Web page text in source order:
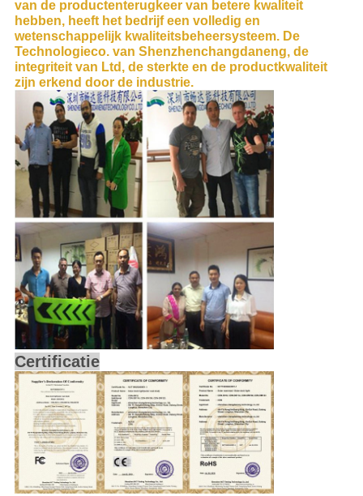
van de productenterugkeer van betere kwaliteit
hebben, heeft het bedrijf een volledig en
wetenschappelijk kwaliteitsbeheersysteem. De
Technologieco. van Shenzhenchangdaneng, de
integriteit van Ltd, de sterkte en de productkwaliteit
zijn erkend door de industrie.
Certificatie